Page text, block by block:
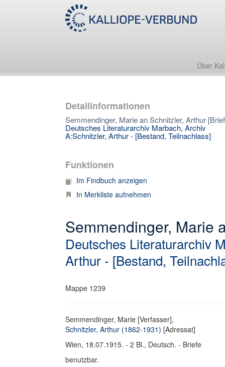
Über
Detailinformationen
Semmendinger, Marie an Schnitzler, Arthur
Deutsches Literaturarchiv Marbach, Archiv
A:Schnitzler, Arthur - [Bestand, Teilnachlass]
Funktionen
Im Findbuch anzeigen
In Merkliste aufnehmen
Semmendinger, Marie
Deutsches Literaturarchiv
Arthur - [Bestand,
Mappe 1239
Semmendinger, Marie [Verfasser],
Schnitzler, Arthur (1862-1931) [Adressat]
Wien, 18.07.1915. - 2 Bl., Deutsch. - Briefe
benutzbar.